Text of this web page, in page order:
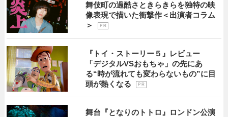
舞伎町の過酷さときらきらを独特の映
像表現で描いた衝撃作＜出演者コラム
＞
P R
『トイ・ストーリー５』レビュー
「デジタルVSおもちゃ」の先にあ
る“時が流れても変わらないもの”に目
頭が熱くなる
P R
舞台『となりのトトロ』ロンドン公演